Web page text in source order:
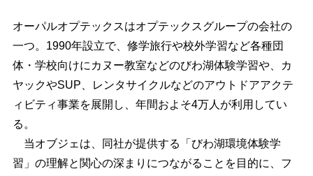
オーパルオプテックスはオプテックスグループの会社の
一つ。1990年設立で、修学旅行や校外学習など各種団
体・学校向けにカヌー教室などのびわ湖体験学習や、カ
ヤックやSUP、レンタサイクルなどのアウトドアアクテ
ィビティ事業を展開し、年間およそ4万人が利用してい
る。
当オブジェは、同社が提供する「びわ湖環境体験学
習」の理解と関心の深まりにつながることを目的に、フ